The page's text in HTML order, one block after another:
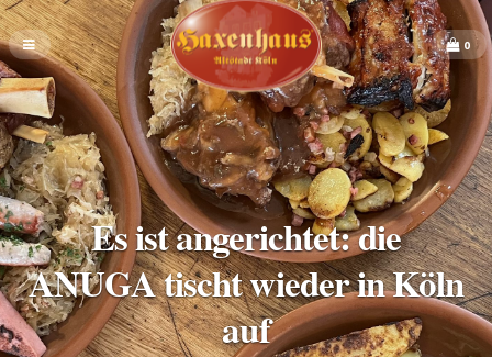
0
Es ist angerichtet: die
ANUGA tischt wieder in Köln
auf